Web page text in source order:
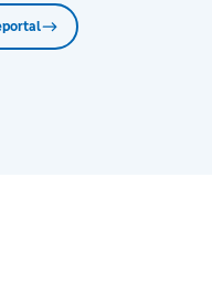
Str. 157, 32609 Hüllhorst